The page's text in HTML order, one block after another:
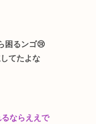
困るンゴ😢
てたよな
ならええで